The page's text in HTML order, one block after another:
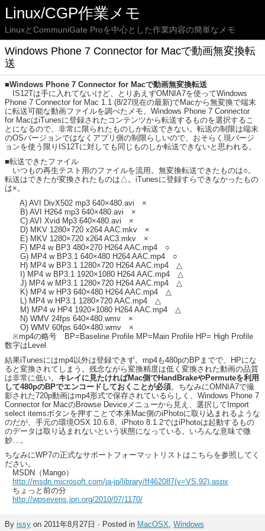
Linux/CGP作業メモ
LinuxとCommuniGate Proを中心とした作業内容の簡単なメモ
Windows Phone 7 Connector for Macで動画無変換転
送
■Windows Phone 7 Connector for Macで動画無変換転送
IS12Tは手に入れてないけど、とりあえずOMNIA7を使ってWindows
Phone 7 Connector for Mac 1.1 (8/27現在の最新)でMacから無変換で端末
に転送可能な動画ファイルを調べたメモ。Windows Phone 7 Connector
for MacはiTunesに登録されたコンテンツから転送するものを選択するこ
とになるので、非常に限られたものしか転送できない。転送の制限は端末
のOSバージョンではなくアプリ側の制限らしいので、おそらく現バージ
ョンを使う限りIS12Tに対しても同じものしか転送できないと思われる。
■転送できたファイル
いつもの再生テスト用のファイルを流用。無変換転送できたものは○。
転送はできたが変換されたものは△。iTunesに登録すらできなかったもの
は×。
A) AVI DivX502 mp3 640×480.avi ×
B) AVI H264 mp3 640×480.avi ×
C) AVI Xvid Mp3 640×480.avi ×
D) MKV 1280×720 x264 AAC.mkv ×
E) MKV 1280×720 x264 AC3.mkv ×
F) MP4 w BP3 480×270 H264 AAC.mp4 ○
G) MP4 w BP3.1 640×480 H264 AAC.mp4 ○
H) MP4 w BP3.1 1280×720 H264 AAC.mp4 △
I) MP4 w BP3.1 1920×1080 H264 AAC.mp4 △
J) MP4 w MP3.1 1280×720 H264 AAC.mp4 △
K) MP4 w HP3 640×480 H264 AAC.mp4 △
L) MP4 w HP3.1 1280×720 AAC.mp4 △
M) MP4 w HP4 1920×1080 H264 AAC.mp4 △
N) WMV 24fps 640×480.wmv ×
O) WMV 60fps 640×480.wmv ×
※mp4の略号 BP=Baseline Profile MP=Main Profile HP= High Profile
数字はLevel
結果iTunesにはmp4以外は登録できず。mp4も480pのBPまでで、HPにな
ると変換されてしまう。残念ながら変換精度は低く変換された動画の品質
は非常に低い。 キレイに見たければMac側でHandBrakeやPermuteを利用
して480pのBPでエンコードしておくことが必須。ちなみにOMNIA7で撮
影された720p動画はmp4形式で保存されているらしく、Windows Phone 7
Connector for MacのBrowse Deviceメニューから見え、選択してImport
select itemsボタンを押すことで本来Mac側のiPhotoに取り込まれるような
のだが、手元の環境OSX 10.6.8、iPhoto 8.1.2ではiPhotoは起動するもの
のデータは取り込まれないという状態になっている。いろんな意味で微
妙…。
ちなみにWP7の正式なサポートフォーマットリストはこちらを参照してく
ださい。
MSDN（Mango）
http://msdn.microsoft.com/ja-jp/library/ff462087(v=VS.92).aspx
ちょっと前の分
http://wpsevens.jpn.org/2010/07/1170/
By issy on 2011年8月27日 · Posted in MacOSX, Windows